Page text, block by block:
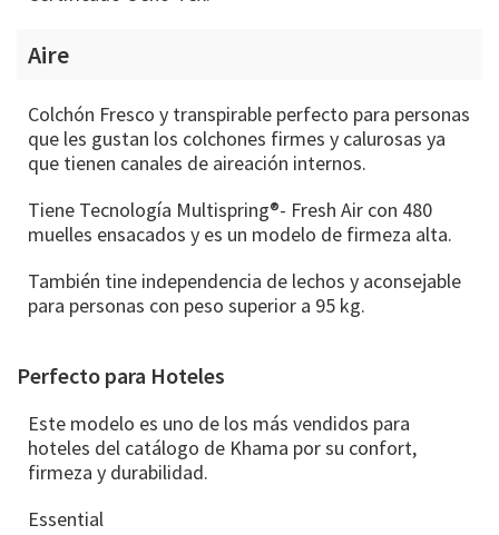
Aire
Colchón Fresco y transpirable perfecto para personas
que les gustan los colchones firmes y calurosas ya
que tienen canales de aireación internos.
Tiene Tecnología Multispring®- Fresh Air con 480
muelles ensacados y es un modelo de firmeza alta.
También tine independencia de lechos y aconsejable
para personas con peso superior a 95 kg.
Perfecto para Hoteles
Este modelo es uno de los más vendidos para
hoteles del catálogo de Khama por su confort,
firmeza y durabilidad.
Essential